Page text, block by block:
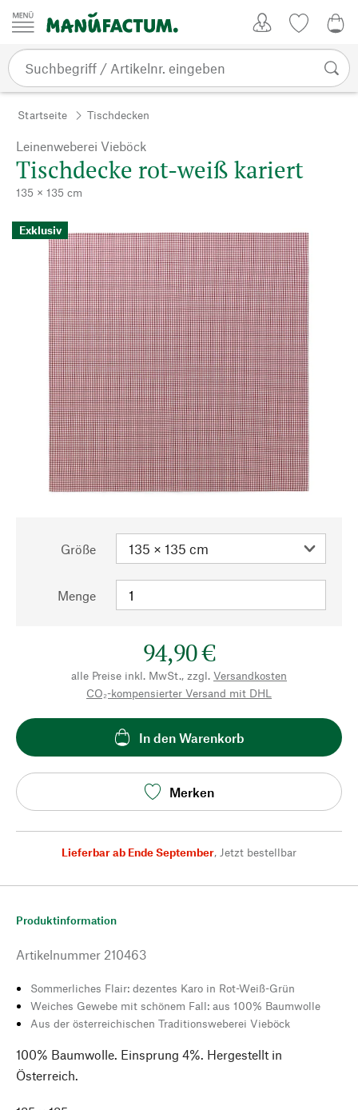
Zum Inhalt springen
Startseite Tischdecken
Leinenweberei Vieböck
Tischdecke rot-weiß kariert
135 × 135 cm
Exklusiv
Größe
Menge
94,90 €
alle Preise inkl. MwSt., zzgl. Versandkosten
CO₂-kompensierter Versand mit DHL
In den Warenkorb
Merken
Lieferbar ab Ende September, Jetzt bestellbar
Produktinformation
Artikelnummer 210463
Sommerliches Flair: dezentes Karo in Rot-Weiß-Grün
Weiches Gewebe mit schönem Fall: aus 100% Baumwolle
Aus der österreichischen Traditionsweberei Vieböck
100% Baumwolle. Einsprung 4%. Hergestellt in
Österreich.